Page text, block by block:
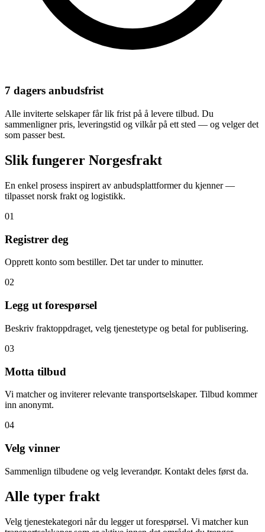
7 dagers anbudsfrist
Alle inviterte selskaper får lik frist på å levere tilbud. Du
sammenligner pris, leveringstid og vilkår på ett sted — og velger det
som passer best.
Slik fungerer Norgesfrakt
En enkel prosess inspirert av anbudsplattformer du kjenner —
tilpasset norsk frakt og logistikk.
01
Registrer deg
Opprett konto som bestiller. Det tar under to minutter.
02
Legg ut forespørsel
Beskriv fraktoppdraget, velg tjenestetype og betal for publisering.
03
Motta tilbud
Vi matcher og inviterer relevante transportselskaper. Tilbud kommer
inn anonymt.
04
Velg vinner
Sammenlign tilbudene og velg leverandør. Kontakt deles først da.
Alle typer frakt
Velg tjenestekategori når du legger ut forespørsel. Vi matcher kun